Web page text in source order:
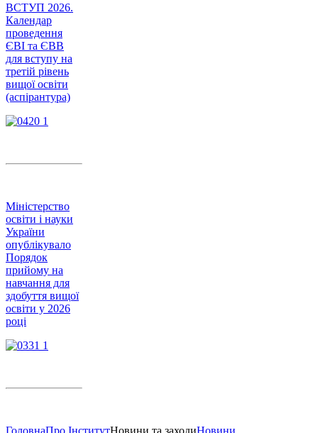
ВСТУП 2026.
Календар
проведення
ЄВІ та ЄВВ
для вступу на
третій рівень
вищої освіти
(аспірантура)
Міністерство
освіти і науки
України
опублікувало
Порядок
прийому на
навчання для
здобуття вищої
освіти у 2026
році
ГоловнаПро ІнститутНовини та заходиНовини